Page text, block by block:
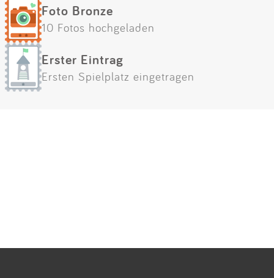
Foto Bronze
10 Fotos hochgeladen
Erster Eintrag
Ersten Spielplatz eingetragen